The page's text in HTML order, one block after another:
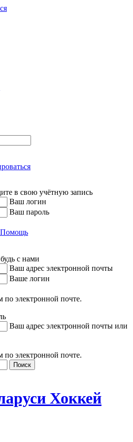
в свою учётную запись
Ваш логин
Ваш пароль
Помощь
с нами
Ваш адрес электронной почты
Ваше логин
по электронной почте.
Ваш адрес электронной почты или
по электронной почте.
Хоккей